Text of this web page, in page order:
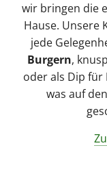
wir bringen die
Hause. Unsere
jede
Burgern,
oder als Dip für
was auf